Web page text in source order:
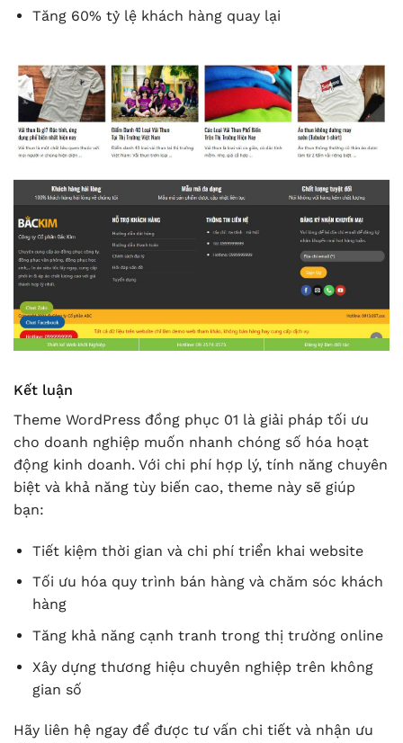
Tăng 60% tỷ lệ khách hàng quay lại
Kết luận
Theme WordPress đồng phục 01 là giải pháp tối ưu
cho doanh nghiệp muốn nhanh chóng số hóa hoạt
động kinh doanh. Với chi phí hợp lý, tính năng chuyên
biệt và khả năng tùy biến cao, theme này sẽ giúp
bạn:
Tiết kiệm thời gian và chi phí triển khai website
Tối ưu hóa quy trình bán hàng và chăm sóc khách
hàng
Tăng khả năng cạnh tranh trong thị trường online
Xây dựng thương hiệu chuyên nghiệp trên không
gian số
Hãy liên hệ ngay để được tư vấn chi tiết và nhận ưu